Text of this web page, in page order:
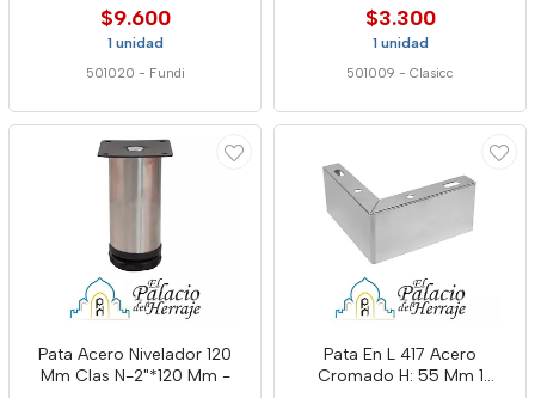
$9.600
1 unidad
501020 - Fundi
$3.300
1 unidad
501009 - Clasicc
Pata Acero Nivelador 120
Mm Clas N-2"*120 Mm -
Pata En L 417 Acero
Cromado H: 55 Mm 1